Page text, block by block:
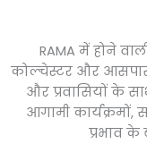
RAMA में होने
कोल्चेस्टर और आसपास
और प्रवासियों के
आगामी
प्रभाव के